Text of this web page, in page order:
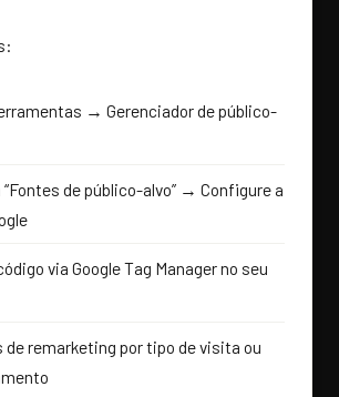
→ Gerenciador de público-
“Fontes de público-alvo” → Configure a
via Google Tag Manager no seu
de remarketing por tipo de visita ou